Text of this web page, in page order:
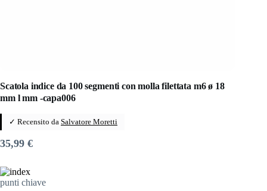
Scatola indice da 100 segmenti con molla filettata m6 ø 18
mm l mm -capa006
✓ Recensito da Salvatore Moretti
35,99 €
punti chiave